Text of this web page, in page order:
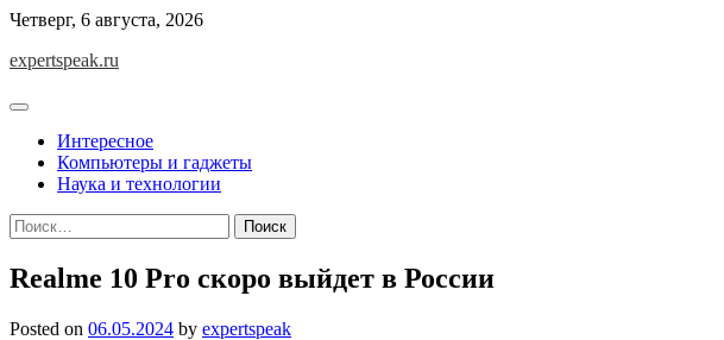
Skip
content
Четверг, 6 августа, 2026
expertspeak.ru
Интересное
Компьютеры и гаджеты
Наука и технологии
Найти:
Realme 10 Pro скоро выйдет в России
Posted on 06.05.2024 by expertspeak